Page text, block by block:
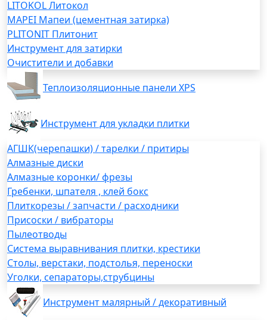
LITOKOL Литокол
MAPEI Мапеи (цементная затирка)
PLITONIT Плитонит
Инструмент для затирки
Очистители и добавки
Теплоизоляционные панели XPS
Инструмент для укладки плитки
АГШК(черепашки) / тарелки / притиры
Алмазные диски
Алмазные коронки/ фрезы
Гребенки, шпателя , клей бокс
Плиткорезы / запчасти / расходники
Присоски / вибраторы
Пылеотводы
Система выравнивания плитки, крестики
Столы, верстаки, подстолья, переноски
Уголки, сепараторы,струбцины
Инструмент малярный / декоративный